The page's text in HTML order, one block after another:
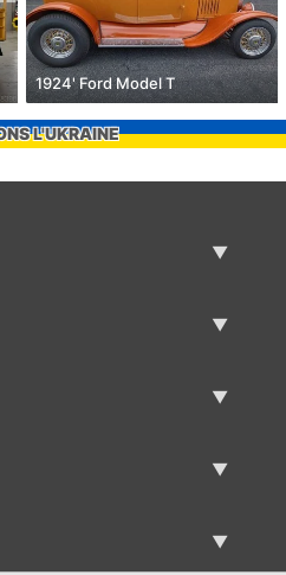
1924' Ford Model T
L'UKRAINE